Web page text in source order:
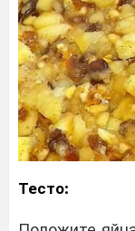
Тесто: